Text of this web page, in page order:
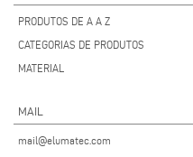
PRODUTOS DE A A Z
CATEGORIAS DE PRODUTOS
MATERIAL
MAIL
mail@elumatec.com